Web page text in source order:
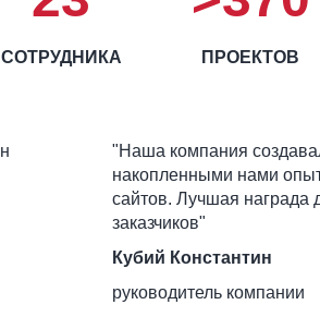
СОТРУДНИКА ПРОЕКТОВ
"Наша компания
накопленными нами
сайтов. Лучшая награда
заказчиков"
Кубий Константин
руководитель компании